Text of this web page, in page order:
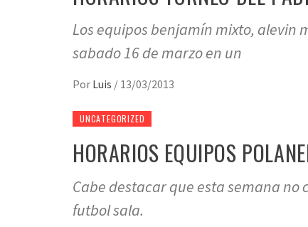
Los equipos benjamín mixto,
sabado 16 de marzo en un
Por Luis / 13/03/2013
UNCATEGORIZED
HORARIOS EQUIPOS
Cabe destacar que esta semana
futbol sala.